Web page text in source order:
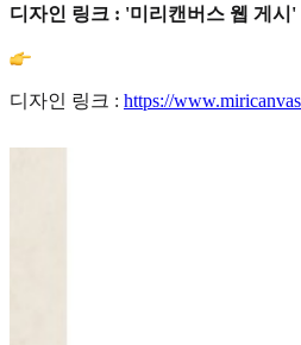
디자인 링크 : '미리캔버스 웹 게
디자인 링크 : https://